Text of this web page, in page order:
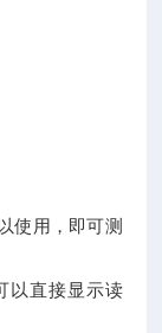
使用，即可测
以直接显示读